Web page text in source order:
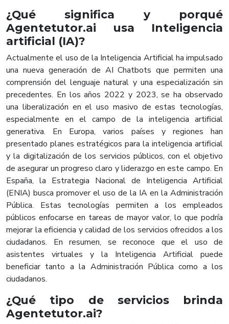
¿Qué significa y porqué
Agentetutor.ai usa Inteligencia
artificial (IA)?
Actualmente el uso de la Inteligencia Artificial ha impulsado
una nueva generación de AI Chatbots que permiten una
comprensión del lenguaje natural y una especialización sin
precedentes. En los años 2022 y 2023, se ha observado
una liberalización en el uso masivo de estas tecnologías,
especialmente en el campo de la inteligencia artificial
generativa. En Europa, varios países y regiones han
presentado planes estratégicos para la inteligencia artificial
y la digitalización de los servicios públicos, con el objetivo
de asegurar un progreso claro y liderazgo en este campo. En
España, la Estrategia Nacional de Inteligencia Artificial
(ENIA) busca promover el uso de la IA en la Administración
Pública. Estas tecnologías permiten a los empleados
públicos enfocarse en tareas de mayor valor, lo que podría
mejorar la eficiencia y calidad de los servicios ofrecidos a los
ciudadanos. En resumen, se reconoce que el uso de
asistentes virtuales y la Inteligencia Artificial puede
beneficiar tanto a la Administración Pública como a los
ciudadanos.
¿Qué tipo de servicios brinda
Agentetutor.ai?